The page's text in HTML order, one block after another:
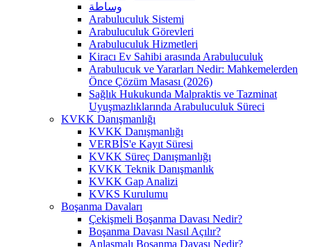
وساطة
Arabuluculuk Sistemi
Arabuluculuk Görevleri
Arabuluculuk Hizmetleri
Kiracı Ev Sahibi arasında Arabuluculuk
Arabulucuk ve Yararları Nedir: Mahkemelerden
Önce Çözüm Masası (2026)
Sağlık Hukukunda Malpraktis ve Tazminat
Uyuşmazlıklarında Arabuluculuk Süreci
KVKK Danışmanlığı
KVKK Danışmanlığı
VERBİS'e Kayıt Süresi
KVKK Süreç Danışmanlığı
KVKK Teknik Danışmanlık
KVKK Gap Analizi
KVKS Kurulumu
Boşanma Davaları
Çekişmeli Boşanma Davası Nedir?
Boşanma Davası Nasıl Açılır?
Anlaşmalı Boşanma Davası Nedir?